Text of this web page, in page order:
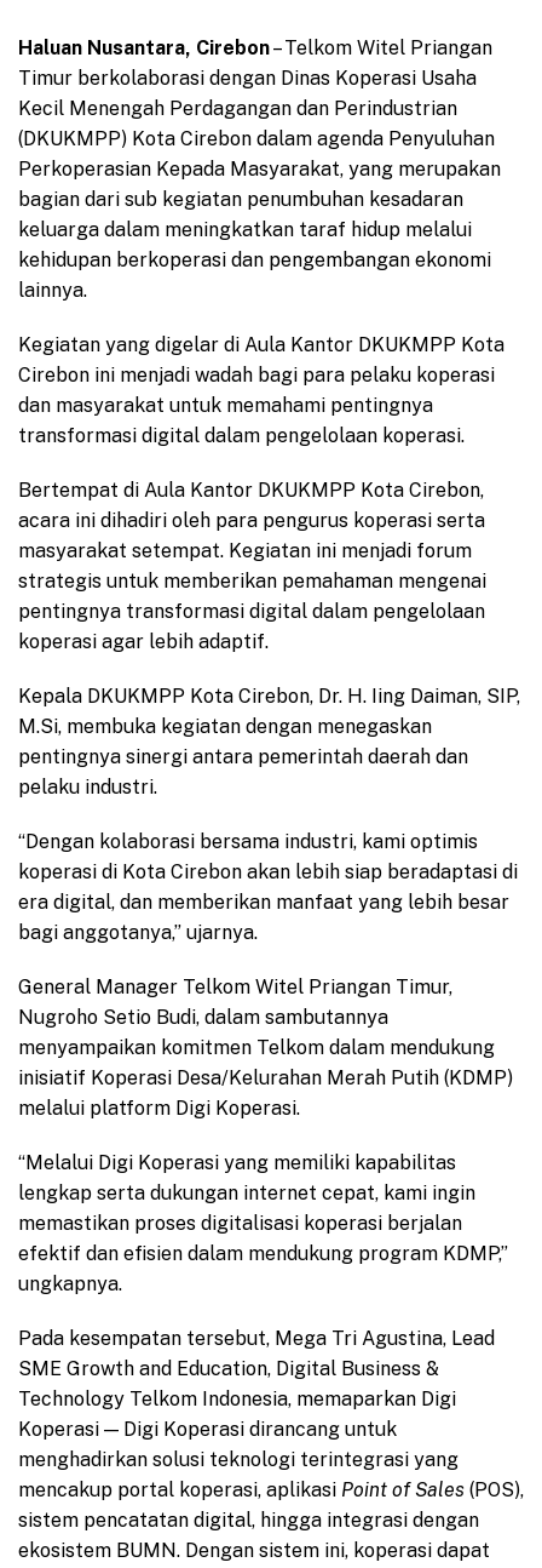
Haluan Nusantara, Cirebon– Telkom Witel Priangan
Timur berkolaborasi dengan Dinas Koperasi Usaha
Kecil Menengah Perdagangan dan Perindustrian
(DKUKMPP) Kota Cirebon dalam agenda Penyuluhan
Perkoperasian Kepada Masyarakat, yang merupakan
bagian dari sub kegiatan penumbuhan kesadaran
keluarga dalam meningkatkan taraf hidup melalui
kehidupan berkoperasi dan pengembangan ekonomi
lainnya.
Kegiatan yang digelar di Aula Kantor DKUKMPP Kota
Cirebon ini menjadi wadah bagi para pelaku koperasi
dan masyarakat untuk memahami pentingnya
transformasi digital dalam pengelolaan koperasi.
Bertempat di Aula Kantor DKUKMPP Kota Cirebon,
acara ini dihadiri oleh para pengurus koperasi serta
masyarakat setempat. Kegiatan ini menjadi forum
strategis untuk memberikan pemahaman mengenai
pentingnya transformasi digital dalam pengelolaan
koperasi agar lebih adaptif.
Kepala DKUKMPP Kota Cirebon, Dr. H. Iing Daiman, SIP,
M.Si, membuka kegiatan dengan menegaskan
pentingnya sinergi antara pemerintah daerah dan
pelaku industri.
“Dengan kolaborasi bersama industri, kami optimis
koperasi di Kota Cirebon akan lebih siap beradaptasi di
era digital, dan memberikan manfaat yang lebih besar
bagi anggotanya,” ujarnya.
General Manager Telkom Witel Priangan Timur,
Nugroho Setio Budi, dalam sambutannya
menyampaikan komitmen Telkom dalam mendukung
inisiatif Koperasi Desa/Kelurahan Merah Putih (KDMP)
melalui platform Digi Koperasi.
“Melalui Digi Koperasi yang memiliki kapabilitas
lengkap serta dukungan internet cepat, kami ingin
memastikan proses digitalisasi koperasi berjalan
efektif dan efisien dalam mendukung program KDMP,”
ungkapnya.
Pada kesempatan tersebut, Mega Tri Agustina, Lead
SME Growth and Education, Digital Business &
Technology Telkom Indonesia, memaparkan Digi
Koperasi — Digi Koperasi dirancang untuk
menghadirkan solusi teknologi terintegrasi yang
mencakup portal koperasi, aplikasi Point of Sales (POS),
sistem pencatatan digital, hingga integrasi dengan
ekosistem BUMN. Dengan sistem ini, koperasi dapat